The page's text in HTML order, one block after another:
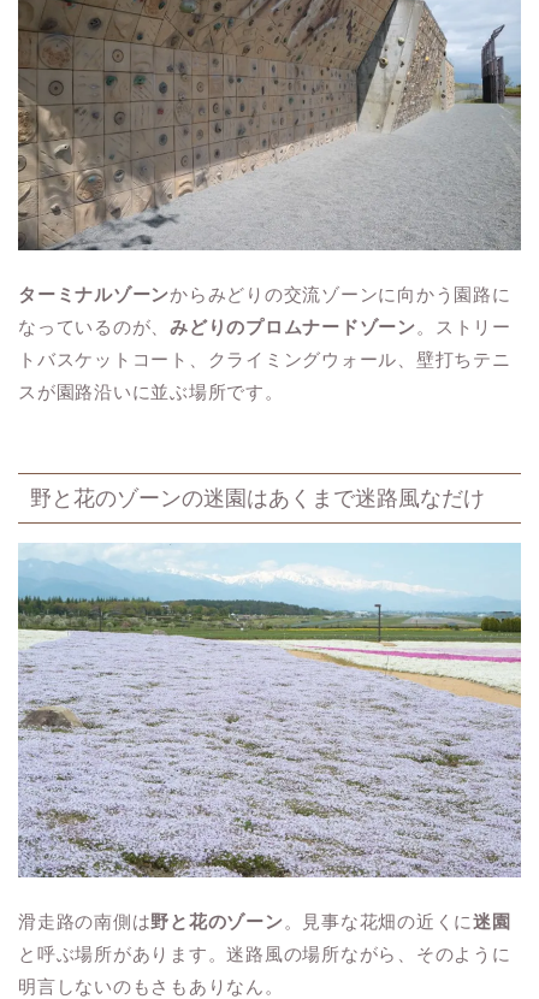
ターミナルゾーンからみどりの交流ゾーンに向かう園路に
なっているのが、みどりのプロムナードゾーン。ストリー
トバスケットコート、クライミングウォール、壁打ちテニ
スが園路沿いに並ぶ場所です。
野と花のゾーンの迷園はあくまで迷路風なだけ
滑走路の南側は野と花のゾーン。見事な花畑の近くに迷園
と呼ぶ場所があります。迷路風の場所ながら、そのように
明言しないのもさもありなん。